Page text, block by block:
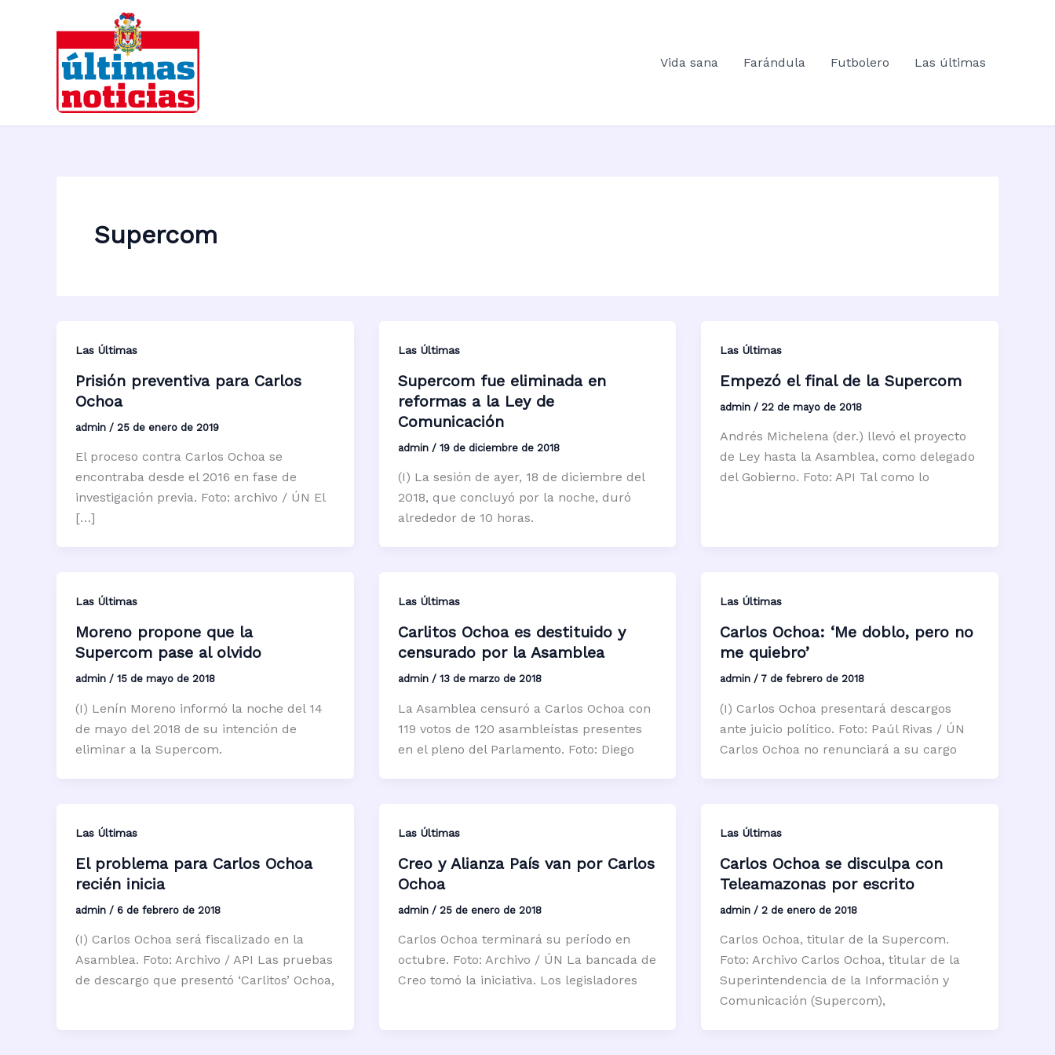
contenido
Vida sana
Farándula Futbolero Las últimas
Supercom
Las Últimas
Prisión preventiva para Carlos
Ochoa
admin / 25 de enero de 2019
El proceso contra Carlos Ochoa se
encontraba desde el 2016 en fase de
investigación previa. Foto: archivo / ÚN El
[…]
Las Últimas
Supercom fue eliminada en
reformas a la Ley de
Comunicación
admin / 19 de diciembre de 2018
(I) La sesión de ayer, 18 de diciembre del
2018, que concluyó por la noche, duró
alrededor de 10 horas.
Las Últimas
Empezó el final de la Supercom
admin /22 de mayo de 2018
Andrés Michelena (der.) llevó el proyecto
de Ley hasta la Asamblea, como delegado
del Gobierno. Foto: API Tal como lo
Las Últimas
Moreno propone que la
Supercom pase al olvido
admin / 15 de mayo de 2018
(I) Lenín Moreno informó la noche del 14
de mayo del 2018 de su intención de
eliminar a la Supercom.
Las Últimas
Carlitos Ochoa es destituido y
censurado por la Asamblea
admin / 13 de marzo de 2018
La Asamblea censuró a Carlos Ochoa con
119 votos de 120 asambleístas presentes
en el pleno del Parlamento. Foto: Diego
Las Últimas
Carlos Ochoa: ‘Me doblo, pero no
me quiebro’
admin/ 7 de febrero de 2018
(I) Carlos Ochoa presentará descargos
ante juicio político. Foto: Paúl Rivas / ÚN
Carlos Ochoa no renunciará a su cargo
Las Últimas
El problema para Carlos Ochoa
recién inicia
admin / 6 de febrero de 2018
(I) Carlos Ochoa será fiscalizado en la
Asamblea. Foto: Archivo / API Las pruebas
de descargo que presentó ‘Carlitos’ Ochoa,
Las Últimas
Creo y Alianza País van por Carlos
Ochoa
admin / 25 de enero de 2018
Carlos Ochoa terminará su período en
octubre. Foto: Archivo / ÚN La bancada de
Creo tomó la iniciativa. Los legisladores
Las Últimas
Carlos Ochoa se disculpa con
Teleamazonas por escrito
admin /2 de enero de 2018
Carlos Ochoa, titular de la Supercom.
Foto: Archivo Carlos Ochoa, titular de la
Superintendencia de la Información y
Comunicación (Supercom),